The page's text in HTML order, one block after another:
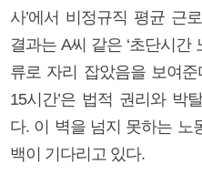
사’에서 비정규직 평균 근
결과는 A씨 같은 ‘초단시간
류로 자리 잡았음을 보여
15시간’은 법적 권리와 박
다. 이 벽을 넘지 못하는 노
백이 기다리고 있다.